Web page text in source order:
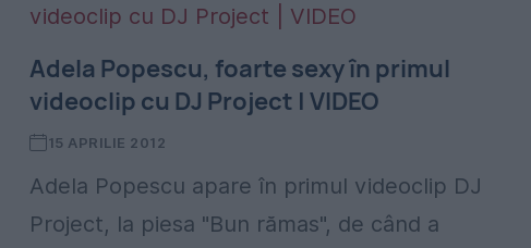
Adela Popescu, foarte sexy în primul
videoclip cu DJ Project | VIDEO
15 APRILIE 2012
Adela Popescu apare în primul videoclip DJ
Project, la piesa "Bun rămas", de când a